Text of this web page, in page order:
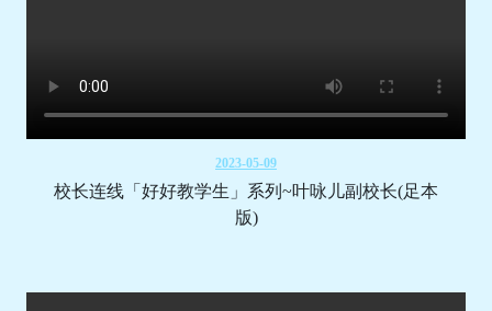
2023-05-09
校长连线「好好教学生」系列~叶咏儿副校长(足本
版)